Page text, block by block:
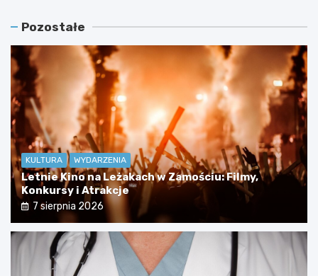
Pozostałe
KULTURA WYDARZENIA
Letnie Kino na Leżakach w Zamościu: Filmy,
Konkursy i Atrakcje
7 sierpnia 2026